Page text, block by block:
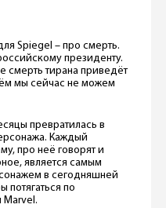
Spiegel – про смерть.
президенту.
смерть тирана приведёт
мы сейчас не можем
превратилась в
Каждый
про неё говорят и
является самым
в сегодняшней
потягаться по
Marvel.